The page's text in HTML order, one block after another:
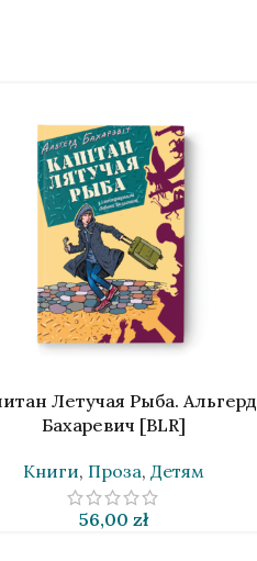
Летучая Рыба. Альгерд
Бахаревич [BLR]
Книги, Проза, Детям
56,00 zł